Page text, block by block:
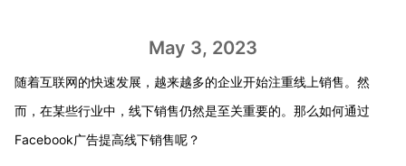
May 3, 2023
随着互联网的快速发展，越来越多的企业开始注重线上销售。然
而，在某些行业中，线下销售仍然是至关重要的。那么如何通过
Facebook广告提高线下销售呢？